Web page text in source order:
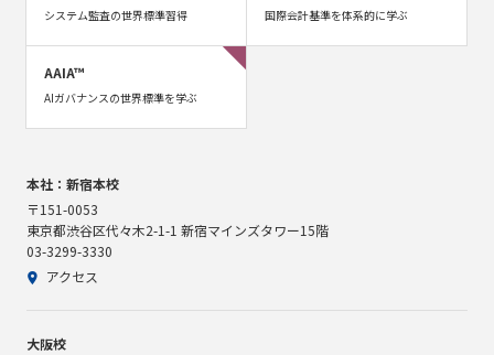
システム監査の世界標準習得 国際会計基準を体系的に学ぶ
AAIA™
AIガバナンスの世界標準を学ぶ
本社：新宿本校
〒151-0053
東京都渋谷区代々木2-1-1 新宿マインズタワー15階
03-3299-3330
アクセス
大阪校